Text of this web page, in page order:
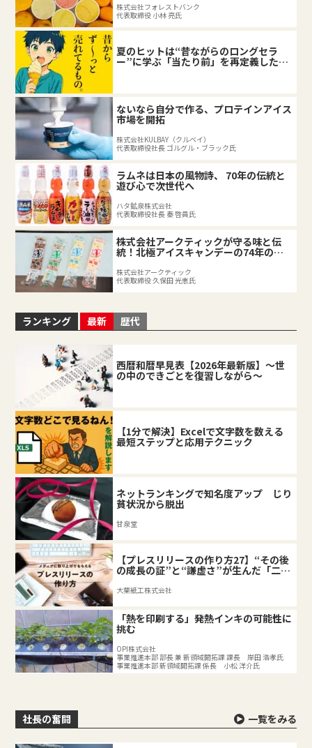
株式会社フォレストバンク
代表取締役 小林 亮氏
夏のヒットは“昔ながらのロングセラ
ー”に学ぶ「当たり前」を再定義した企
業の底力
ないなら自分で作る、プロテインアイス
市場を開拓
株式会社KULBAY（クルベイ）
代表取締役社長 ゴルグル・ブラック氏
ラムネは日本の風物詩、 70年の伝統と
遊び心で次世代へ
ハタ鉱泉株式会社
代表取締役社長 秦 啓員氏
株式会社アークティックが守る味と伝
統！北極アイスキャンデーの74年の軌
株式会社アークティック
代表取締役 久保田 光恵氏
ランキング 最新 歴代
西暦和暦早見表【2026年最新版】～世
の中のできごとを復習しながら～
【1分で解決】Excelで文字数を数える
最短ステップと応用テクニック
ネットランキングで知名度アップ じり
貧状況から脱出
甘泉堂
【プレスリリースの作り方27】“その後
の成長の証”と“謙虚さ”が生んだ「二匹
大栗紙工株式会社
「熱を印刷する」発熱インキの可能性に
挑む
OPI株式会社
事業推進本部 部長 兼 新領域開拓課 課長 岸田 浩孝氏
事業推進本部 新領域開拓課 係長 小松 洋介氏
社長の奮闘 一覧をみる